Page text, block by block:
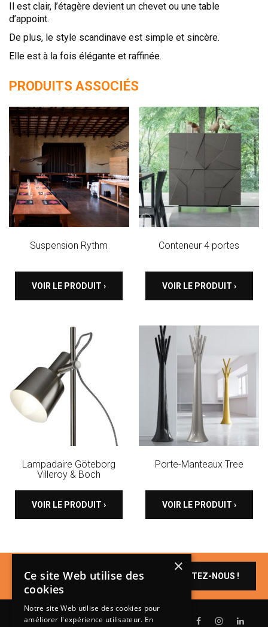
CONTEMPORAIN
CHAMBRES COMPLÈTES
Il est clair, l’étagère devient un chevet ou une table
d’appoint.
De plus, le style scandinave est simple et sincère.
Elle est à la fois élégante et raffinée.
PRODUITS ASSOCIÉS
Suspension Rythm
VOIR LE PRODUIT ›
Conteneur 4 portes
VOIR LE PRODUIT ›
Lampadaire Göteborg
Villeroy & Boch
VOIR LE PRODUIT ›
Porte-Manteaux Tree
VOIR LE PRODUIT ›
Un produit vous
intéresse ?
CONTACTEZ-NOUS !
×
Ce site Web utilise des
cookies
Notre site Web utilise des cookies pour
améliorer l'expérience utilisateur. En